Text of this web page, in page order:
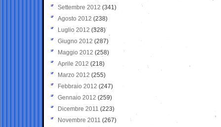
Settembre 2012 (341)
Agosto 2012 (238)
Luglio 2012 (328)
Giugno 2012 (287)
Maggio 2012 (258)
Aprile 2012 (218)
Marzo 2012 (255)
Febbraio 2012 (247)
Gennaio 2012 (259)
Dicembre 2011 (223)
Novembre 2011 (267)